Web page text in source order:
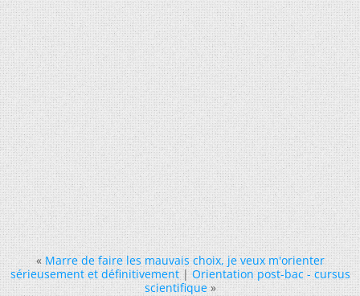
« Marre de faire les mauvais choix, je veux m'orienter
sérieusement et définitivement|Orientation post-bac - cursus
scientifique »